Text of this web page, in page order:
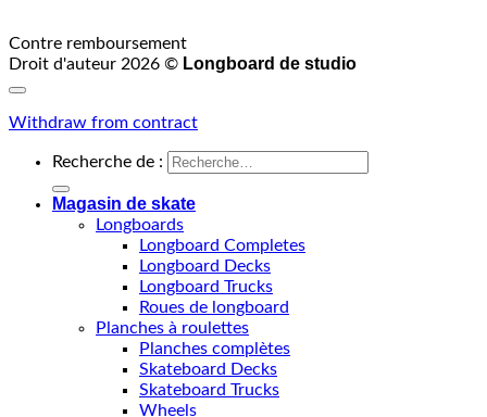
Contre remboursement
Droit d'auteur 2026 © Longboard de studio
Withdraw from contract
Recherche de :
Magasin de skate
Longboards
Longboard Completes
Longboard Decks
Longboard Trucks
Roues de longboard
Planches à roulettes
Planches complètes
Skateboard Decks
Skateboard Trucks
Wheels